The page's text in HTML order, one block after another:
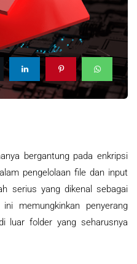
bergantung pada enkripsi
pengelolaan file dan input
serius yang dikenal sebagai
memungkinkan penyerang
luar folder yang seharusnya